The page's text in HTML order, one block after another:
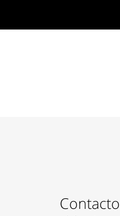
Contacto